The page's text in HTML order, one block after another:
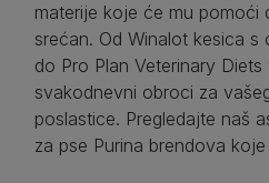
materije koje će mu pomoći
srećan. Od Winalot kesica s
do Pro Plan Veterinary
svakodnevni obroci za
poslastice. Pregledajte naš
za pse Purina brendova